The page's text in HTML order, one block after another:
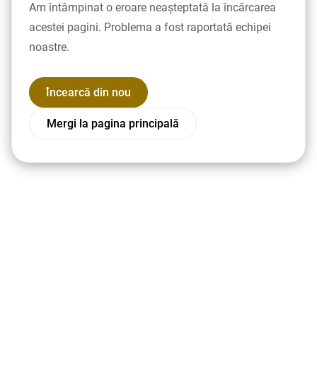
Am întâmpinat o eroare neașteptată la încărcarea
acestei pagini. Problema a fost raportată echipei
noastre.
Încearcă din nou
Mergi la pagina principală